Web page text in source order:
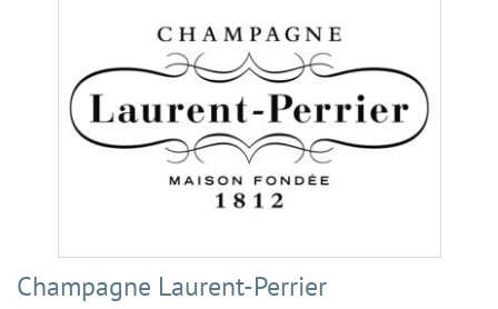
Champagne Laurent-Perrier